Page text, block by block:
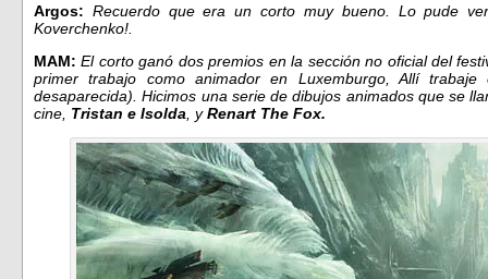
Argos: Recuerdo que era un corto muy bueno. Lo pude
Koverchenko!.
MAM: El corto ganó dos premios en la sección no oficial del
primer trabajo como animador en Luxemburgo, Allí
desaparecida). Hicimos una serie de dibujos animados que se
cine, Tristan e Isolda , yRenart The Fox.